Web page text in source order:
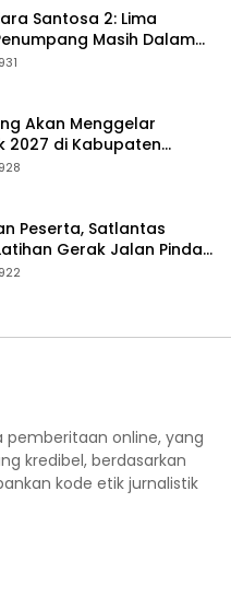
Santosa 2: Lima
Masih Dalam
931
Akan Menggelar
2027 di Kabupaten
928
Peserta, Satlantas
Gerak Jalan Pindah
922
pemberitaan online, yang
kredibel, berdasarkan
kode etik jurnalistik